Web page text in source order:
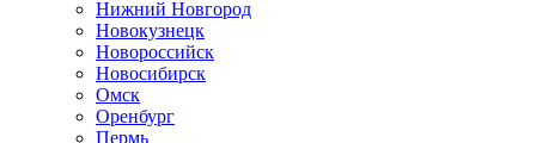
Нижний Новгород
Новокузнецк
Новороссийск
Новосибирск
Омск
Оренбург
Пермь